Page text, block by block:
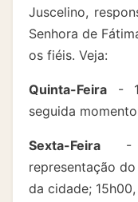
Juscelino,
Senhora de
os fiéis. Veja:
Quinta-Feira -
seguida
Sexta-Feira -
representação
da cidade;